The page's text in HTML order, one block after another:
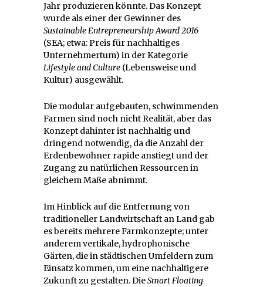
Jahr produzieren könnte. Das Konzept
wurde als einer der Gewinner des
Sustainable Entrepreneurship Award 2016
(SEA; etwa: Preis für nachhaltiges
Unternehmertum) in der Kategorie
Lifestyle and Culture (Lebensweise und
Kultur) ausgewählt.
Die modular aufgebauten, schwimmenden
Farmen sind noch nicht Realität, aber das
Konzept dahinter ist nachhaltig und
dringend notwendig, da die Anzahl der
Erdenbewohner rapide anstiegt und der
Zugang zu natürlichen Ressourcen in
gleichem Maße abnimmt.
Im Hinblick auf die Entfernung von
traditioneller Landwirtschaft an Land gab
es bereits mehrere Farmkonzepte; unter
anderem vertikale, hydrophonische
Gärten, die in städtischen Umfeldern zum
Einsatz kommen, um eine nachhaltigere
Zukunft zu gestalten. DieSmart Floating